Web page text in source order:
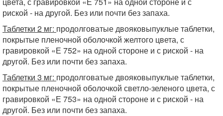
риской - на другой. Без или почти без запаха.
Таблетки 2 мг: продолговатые двояковыпуклые таблетки,
покрытые пленочной оболочкой желтого цвета, с
гравировкой «Е 752» на одной стороне и с риской - на
другой. Без или почти без запаха.
Таблетки 3 мг: продолговатые двояковыпуклые таблетки,
покрытые пленочной оболочкой светло-зеленого цвета, с
гравировкой «Е 753» на одной стороне и с риской - на
другой. Без или почти без запаха.